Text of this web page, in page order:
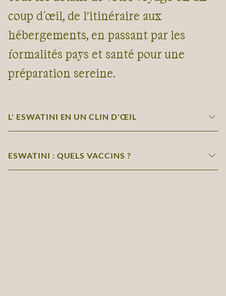
coup d'œil, de l’itinéraire aux
hébergements, en passant par les
formalités pays et santé pour une
préparation sereine.
L' ESWATINI EN UN CLIN D'ŒIL
ESWATINI : QUELS VACCINS ?